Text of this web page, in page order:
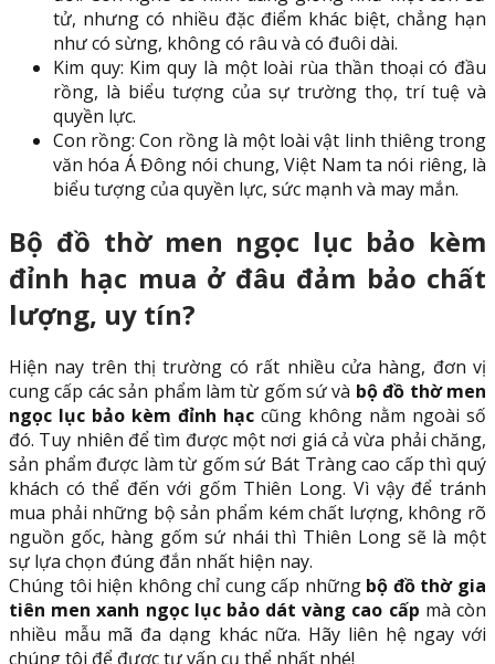
tử, nhưng có nhiều đặc điểm khác biệt, chẳng hạn
như có sừng, không có râu và có đuôi dài.
Kim quy: Kim quy là một loài rùa thần thoại có đầu
rồng, là biểu tượng của sự trường thọ, trí tuệ và
quyền lực.
Con rồng: Con rồng là một loài vật linh thiêng trong
văn hóa Á Đông nói chung, Việt Nam ta nói riêng, là
biểu tượng của quyền lực, sức mạnh và may mắn.
Bộ đồ thờ men ngọc lục bảo kèm
đỉnh hạc mua ở đâu đảm bảo chất
lượng, uy tín?
Hiện nay trên thị trường có rất nhiều cửa hàng, đơn vị
cung cấp các sản phẩm làm từ gốm sứ và bộ đồ thờ men
ngọc lục bảo kèm đỉnh hạc cũng không nằm ngoài số
đó. Tuy nhiên để tìm được một nơi giá cả vừa phải chăng,
sản phẩm được làm từ gốm sứ Bát Tràng cao cấp thì quý
khách có thể đến với gốm Thiên Long. Vì vậy để tránh
mua phải những bộ sản phẩm kém chất lượng, không rõ
nguồn gốc, hàng gốm sứ nhái thì Thiên Long sẽ là một
sự lựa chọn đúng đắn nhất hiện nay.
Chúng tôi hiện không chỉ cung cấp những bộ đồ thờ gia
tiên men xanh ngọc lục bảo dát vàng cao cấp mà còn
nhiều mẫu mã đa dạng khác nữa. Hãy liên hệ ngay với
chúng tôi để được tư vấn cụ thể nhất nhé!